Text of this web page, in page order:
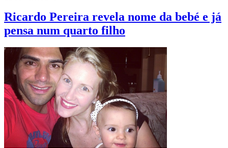
Ricardo Pereira revela nome da bebé e já
pensa num quarto filho